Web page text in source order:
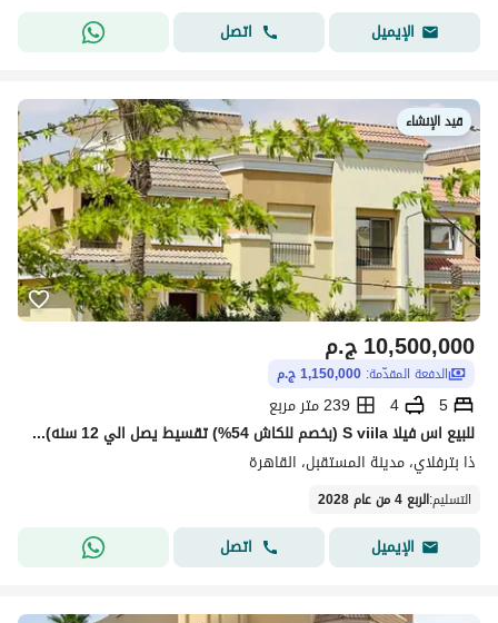
الإيميل
اتصل
قيد الإنشاء
ج.م10,500,000
الدفعة المقدّمة: 1,150,000 ج.م
5
4
239 متر مربع
للبيع اس فيلا S viila (بخصم للكاش 54%) تقسيط يصل الي 12 سنه) في القاهره الجديده بجوار مدينتي في كمبوند The Butterfly
ذا بترفلاي، مدينة المستقبل، القاهرة
التسليم:الربع 4 من عام 2028
الإيميل اتصل